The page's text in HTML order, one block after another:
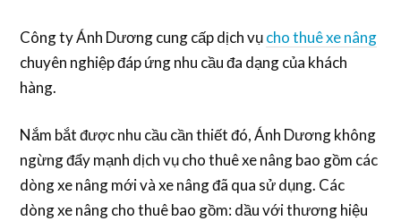
Công ty Ánh Dương cung cấp dịch vụcho thuê xe nâng
chuyên nghiệp đáp ứng nhu cầu đa dạng của khách
hàng.
Nắm bắt được nhu cầu cần thiết đó, Ánh Dương không
ngừng đẩy mạnh dịch vụ cho thuê xe nâng bao gồm các
dòng xe nâng mới và xe nâng đã qua sử dụng. Các
dòng xe nâng cho thuê bao gồm: dầu với thương hiệu